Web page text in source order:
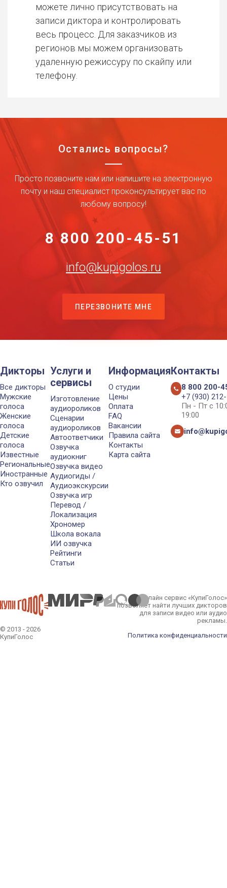
можете лично присутствовать на
записи диктора и контролировать
весь процесс. Для заказчиков из
регионов мы можем организовать
удаленную режиссуру по скайпу или
телефону.
Остались вопросы?
Просто позвоните нам или напишите на электронную
почту и наш специалист проконсультирует вас по
любому вопросу!
8 800 200-45-51
info@kupigolos.ru
ПЕРЕЗВОНИТЕ МНЕ
Дикторы
Все дикторы
Мужские
голоса
Женские
голоса
Детские
голоса
Известные
Региональные
Иностранные
Кто озвучил
Услуги и
сервисы
Изготовление
аудиороликов
Сценарии
аудиороликов
Автоответчики
Озвучка
аудиокниг
Озвучка видео
Аудиогиды /
Аудиоэкскурсии
Озвучка игр
Перевод /
Локализация
Хрономер
Школа вокала
ИИ озвучка
Рейтинги
Статьи
Информация
О студии
Цены
Оплата
FAQ
Вакансии
Правила сайта
Контакты
Карта сайта
Контакты
8 800 200-
+7 (930)
Пн - Пт с
19:00
© 2013 - 2026
КупиГолос
Онлайн сервис «КупиГолос»
позволяет найти лучших дикторов
для записи видео или аудио
рекламы.
Политика конфиденциальности